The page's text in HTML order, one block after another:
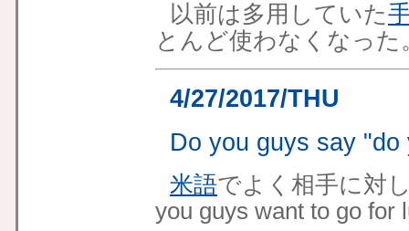
以前は多用していた
とんど使わなくなった
4/27/2017/THU
Do you guys say "do
米語でよく相手に対
you guys want to go